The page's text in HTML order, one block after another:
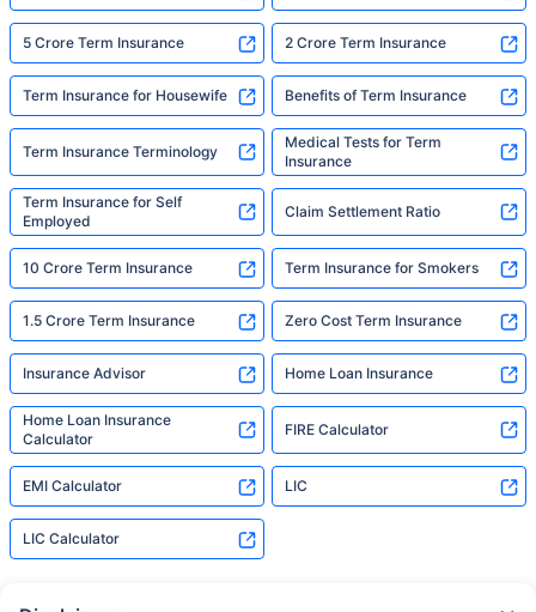
5 Crore Term Insurance 2 Crore Term Insurance
Term Insurance for Housewife Benefits of Term Insurance
Term Insurance Terminology
Medical Tests for Term
Insurance
Term Insurance for Self
Employed
Claim Settlement Ratio
10 Crore Term Insurance Term Insurance for Smokers
1.5 Crore Term Insurance Zero Cost Term Insurance
Insurance Advisor Home Loan Insurance
Home Loan Insurance
Calculator
FIRE Calculator
EMI Calculator LIC
LIC Calculator